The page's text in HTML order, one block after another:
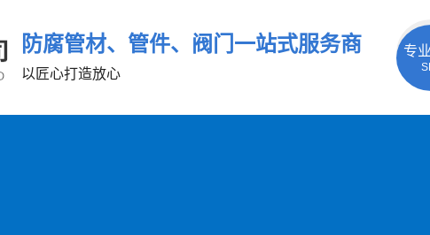
防腐管材、管件、阀门一站式服务商
以匠心打造放心
专